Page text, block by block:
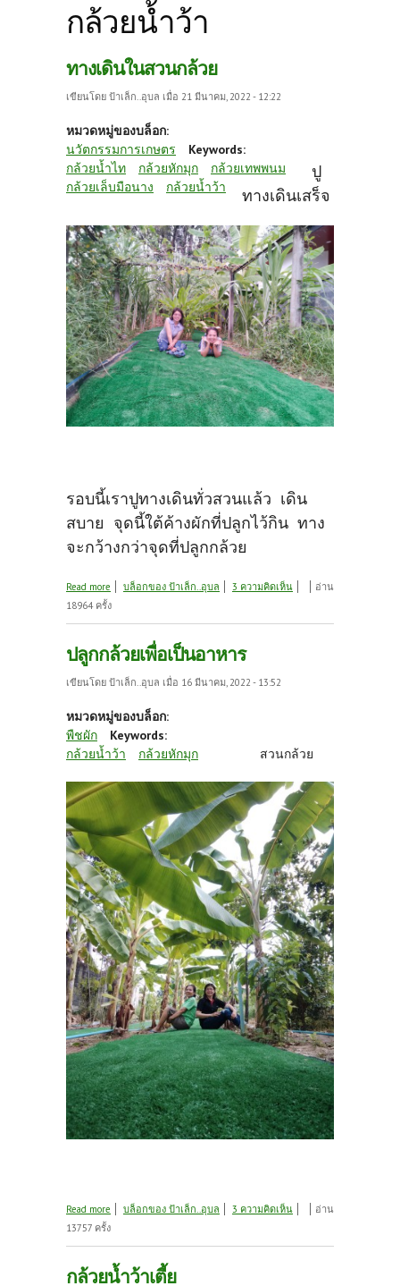
กล้วยน้ำว้า
ทางเดินในสวนกล้วย
เขียนโดย ป้าเล็ก..อุบล เมื่อ 21 มีนาคม, 2022 - 12:22
หมวดหมู่ของบล็อก:
นวัตกรรมการเกษตร
Keywords:
กล้วยน้ำไท
กล้วยหักมุก
กล้วยเทพพนม
กล้วยเล็บมือนาง
กล้วยน้ำว้า
ปู
ทางเดินเสร็จ
รอบนี้เราปูทางเดินทั่วสวนแล้ว เดิน
สบาย จุดนี้ใต้ค้างผักที่ปลูกไว้กิน ทาง
จะกว้างกว่าจุดที่ปลูกกล้วย
Read more about ทางเดินในสวนกล้วย
บล็อกของ ป้าเล็ก..อุบล 3 ความคิดเห็น
อ่าน
18964 ครั้ง
ปลูกกล้วยเพื่อเป็นอาหาร
เขียนโดย ป้าเล็ก..อุบล เมื่อ 16 มีนาคม, 2022 - 13:52
หมวดหมู่ของบล็อก:
พืชผัก
Keywords:
กล้วยน้ำว้า
กล้วยหักมุก สวนกล้วย
Read more about ปลูกกล้วยเพื่อเป็นอาหาร
บล็อกของ ป้าเล็ก..อุบล 3 ความคิดเห็น
อ่าน
13757 ครั้ง
กล้วยน้ำว้าเตี้ย